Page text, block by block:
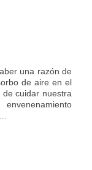
una razón de
de aire en el
cuidar nuestra